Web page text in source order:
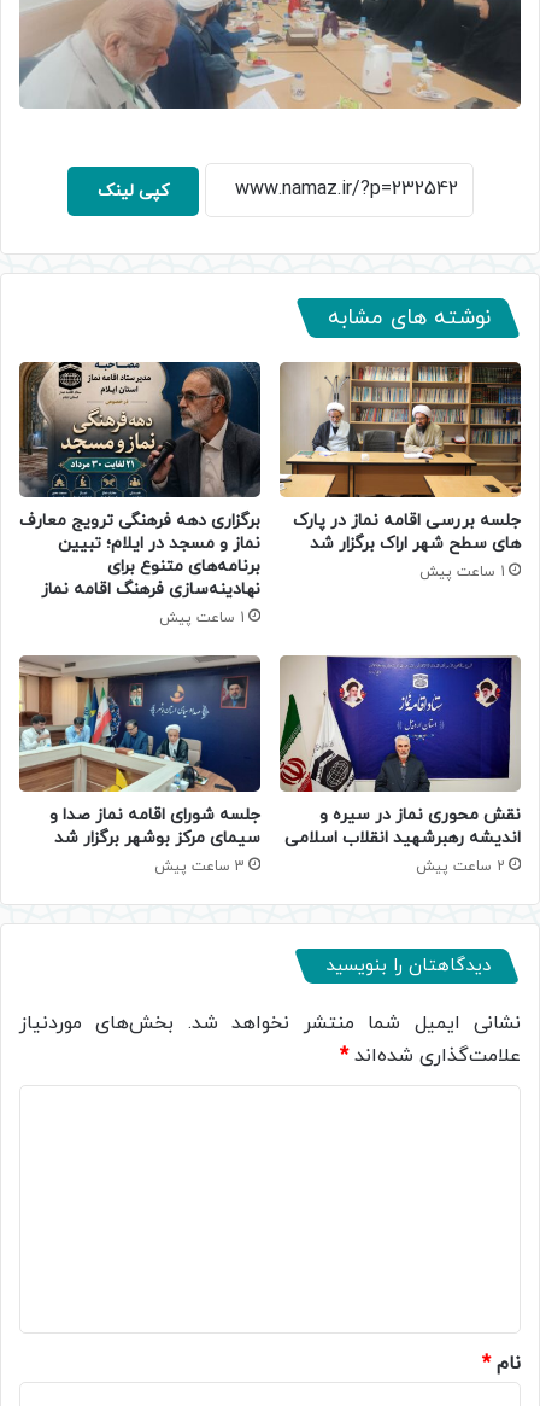
کپی لینک
نوشته های مشابه
جلسه بررسی اقامه نماز در پارک
های سطح شهر اراک برگزار شد
1 ساعت پیش
برگزاری دهه فرهنگی ترویج معارف
نماز و مسجد در ایلام؛ تبیین
برنامه‌های متنوع برای
نهادینه‌سازی فرهنگ اقامه نماز
1 ساعت پیش
نقش محوری نماز در سیره و
اندیشه رهبرشهید انقلاب اسلامی
2 ساعت پیش
جلسه شورای اقامه نماز صدا و
سیمای مرکز بوشهر برگزار شد
3 ساعت پیش
دیدگاهتان را بنویسید
نشانی ایمیل شما منتشر نخواهد شد. بخش‌های موردنیاز
علامت‌گذاری شده‌اند*
نام*